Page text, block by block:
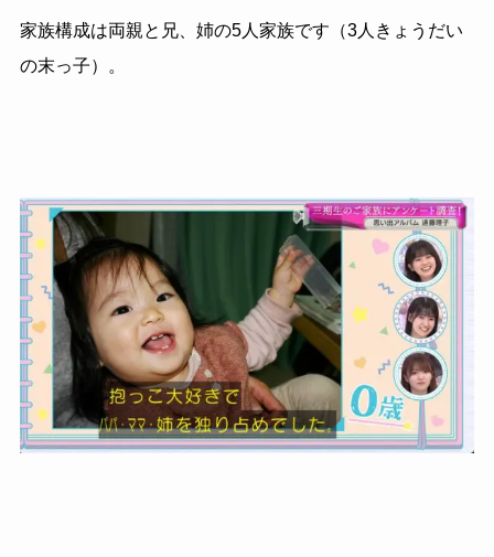
家族構成は両親と兄、姉の5人家族です（3人きょうだい
の末っ子）。